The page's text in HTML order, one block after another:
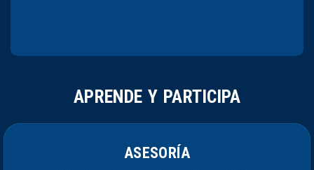
APRENDE Y PARTICIPA
ASESORÍA